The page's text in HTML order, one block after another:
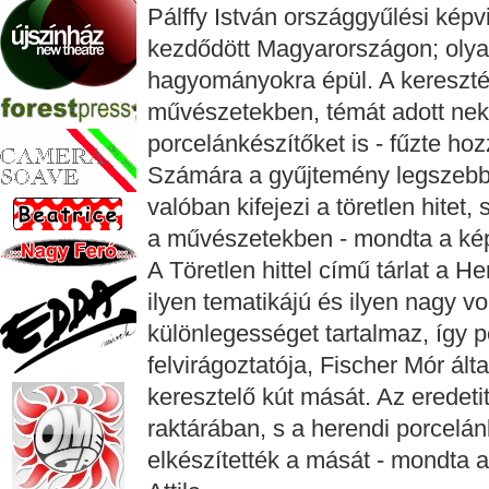
Pálffy István országgyűlési
kezdődött Magyarországon;
hagyományokra épül. A
művészetekben, témát adott
porcelánkészítőket is - fűzte
Számára a gyűjtemény
valóban kifejezi a töretlen hitet,
a művészetekben - mondta a
A Töretlen hittel című tárlat a
ilyen tematikájú és ilyen nagy
különlegességet tartalmaz, így
felvirágoztatója, Fischer Mór
keresztelő kút mását. Az
raktárában, s a herendi
elkészítették a mását - mondta